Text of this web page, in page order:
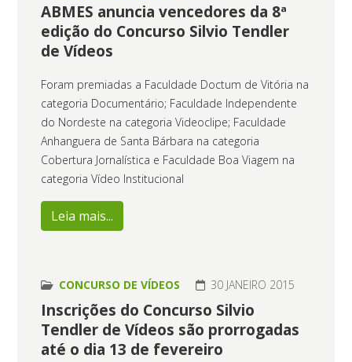
ABMES anuncia vencedores da 8ª
edição do Concurso Silvio Tendler
de Vídeos
Foram premiadas a Faculdade Doctum de Vitória na
categoria Documentário; Faculdade Independente
do Nordeste na categoria Videoclipe; Faculdade
Anhanguera de Santa Bárbara na categoria
Cobertura Jornalística e Faculdade Boa Viagem na
categoria Vídeo Institucional
Leia mais...
CONCURSO DE VÍDEOS 30 JANEIRO 2015
Inscrições do Concurso Silvio
Tendler de Vídeos são prorrogadas
até o dia 13 de fevereiro